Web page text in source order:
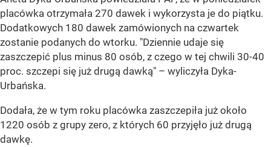
placówka otrzymała 270 dawek i wykorzysta je do piątku.
Dodatkowych 180 dawek zamówionych na czwartek
zostanie podanych do wtorku. "Dziennie udaje się
zaszczepić plus minus 80 osób, z czego w tej chwili 30-40
proc. szczepi się już drugą dawką" – wyliczyła Dyka-
Urbańska.
Dodała, że w tym roku placówka zaszczepiła już około
1220 osób z grupy zero, z których 60 przyjęło już drugą
dawkę.